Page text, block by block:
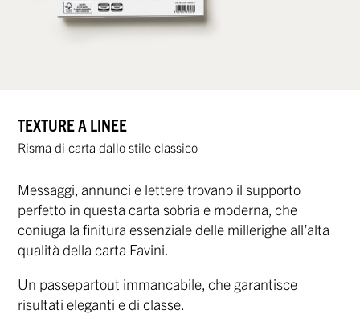
TEXTURE A LINEE
Risma di carta dallo stile classico
Messaggi, annunci e lettere trovano il supporto
perfetto in questa carta sobria e moderna, che
coniuga la finitura essenziale delle millerighe all’alta
qualità della carta Favini.
Un passepartout immancabile, che garantisce
risultati eleganti e di classe.